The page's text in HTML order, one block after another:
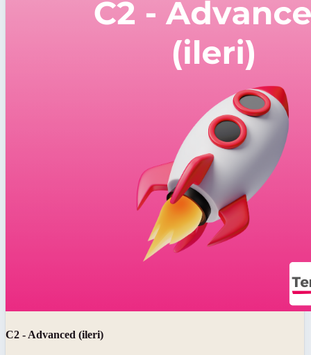
C2 - Advanced (ileri)